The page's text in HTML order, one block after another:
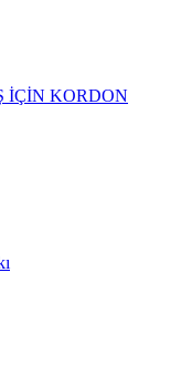
İÇİN KORDON